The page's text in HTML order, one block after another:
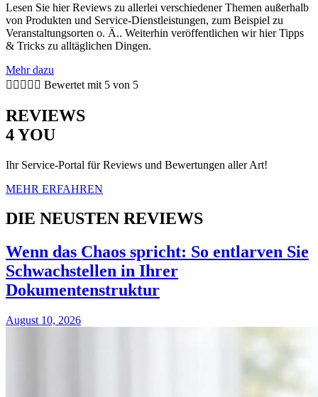
Lesen Sie hier Reviews zu allerlei verschiedener Themen außerhalb
von Produkten und Service-Dienstleistungen, zum Beispiel zu
Veranstaltungsorten o. Ä.. Weiterhin veröffentlichen wir hier Tipps
& Tricks zu alltäglichen Dingen.
Mehr dazu
     Bewertet mit 5 von 5
REVIEWS
4 YOU
Ihr Service-Portal für Reviews und Bewertungen aller Art!
MEHR ERFAHREN
DIE NEUSTEN REVIEWS
Wenn das Chaos spricht: So entlarven Sie
Schwachstellen in Ihrer
Dokumentenstruktur
August 10, 2026